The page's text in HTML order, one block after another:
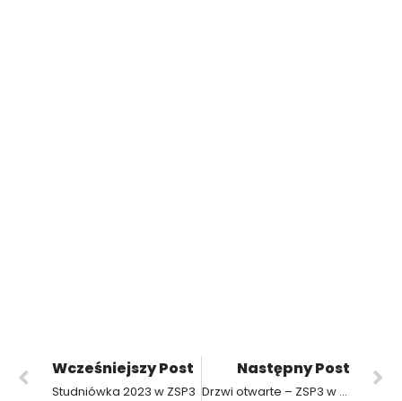
Wcześniejszy Post
Studniówka 2023 w ZSP3
Następny Post
Drzwi otwarte – ZSP3 w Krotoszynie